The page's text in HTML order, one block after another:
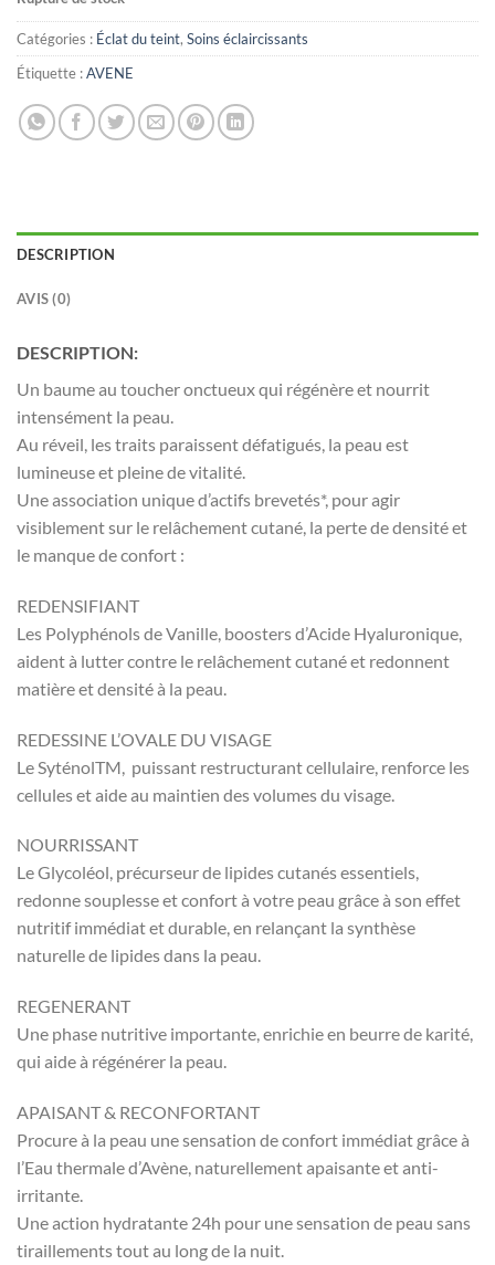
Catégories : Éclat du teint, Soins éclaircissants
Étiquette :AVENE
DESCRIPTION
AVIS (0)
DESCRIPTION:
Un baume au toucher onctueux qui régénère et nourrit
intensément la peau.
Au réveil, les traits paraissent défatigués, la peau est
lumineuse et pleine de vitalité.
Une association unique d’actifs brevetés*, pour agir
visiblement sur le relâchement cutané, la perte de densité et
le manque de confort :
REDENSIFIANT
Les Polyphénols de Vanille, boosters d’Acide Hyaluronique,
aident à lutter contre le relâchement cutané et redonnent
matière et densité à la peau.
REDESSINE L’OVALE DU VISAGE
Le SyténolTM, puissant restructurant cellulaire, renforce les
cellules et aide au maintien des volumes du visage.
NOURRISSANT
Le Glycoléol, précurseur de lipides cutanés essentiels,
redonne souplesse et confort à votre peau grâce à son effet
nutritif immédiat et durable, en relançant la synthèse
naturelle de lipides dans la peau.
REGENERANT
Une phase nutritive importante, enrichie en beurre de karité,
qui aide à régénérer la peau.
APAISANT & RECONFORTANT
Procure à la peau une sensation de confort immédiat grâce à
l’Eau thermale d’Avène, naturellement apaisante et anti-
irritante.
Une action hydratante 24h pour une sensation de peau sans
tiraillements tout au long de la nuit.